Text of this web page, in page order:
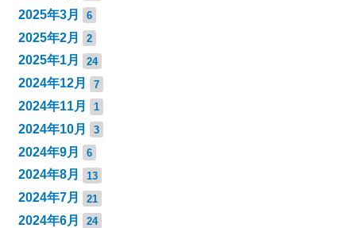
2025年3月 6
2025年2月 2
2025年1月 24
2024年12月 7
2024年11月 1
2024年10月 3
2024年9月 6
2024年8月 13
2024年7月 21
2024年6月 24